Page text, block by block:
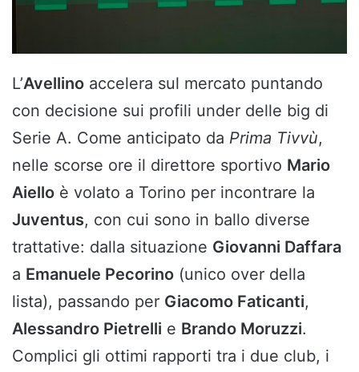
L’Avellino accelera sul mercato puntando
con decisione sui profili under delle big di
Serie A. Come anticipato da Prima Tivvù,
nelle scorse ore il direttore sportivo Mario
Aiello è volato a Torino per incontrare la
Juventus, con cui sono in ballo diverse
trattative: dalla situazione Giovanni Daffara
a Emanuele Pecorino (unico over della
lista), passando per Giacomo Faticanti,
Alessandro Pietrelli e Brando Moruzzi.
Complici gli ottimi rapporti tra i due club, i